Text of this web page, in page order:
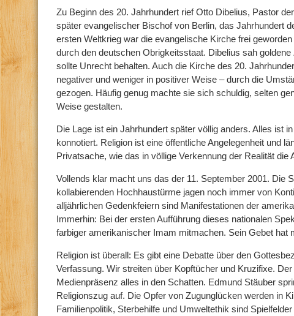
Zu Beginn des 20. Jahrhundert rief Otto Dibelius, Pastor
später evangelischer Bischof von Berlin, das Jahrhundert
ersten Weltkrieg war die evangelische Kirche frei
durch den deutschen Obrigkeitsstaat. Dibelius sah
sollte Unrecht behalten. Auch die Kirche des 20.
negativer und weniger in positiver Weise – durch die
gezogen. Häufig genug machte sie sich schuldig, selten
Weise gestalten.
Die Lage ist ein Jahrhundert später völlig anders. Alles ist
konnotiert. Religion ist eine öffentliche Angelegenheit und
Privatsache, wie das in völlige Verkennung der Realität die
Vollends klar macht uns das der 11. September 2001. Die
kollabierenden Hochhaustürme jagen noch immer von
alljährlichen Gedenkfeiern sind Manifestationen der
Immerhin: Bei der ersten Aufführung dieses nationalen
farbiger amerikanischer Imam mitmachen. Sein Gebet hat
Religion ist überall: Es gibt eine Debatte über den
Verfassung. Wir streiten über Kopftücher und Kruzifixe.
Medienpräsenz alles in den Schatten. Edmund Stäuber
Religionszug auf. Die Opfer von Zugunglücken werden in
Familienpolitik, Sterbehilfe und Umweltethik sind